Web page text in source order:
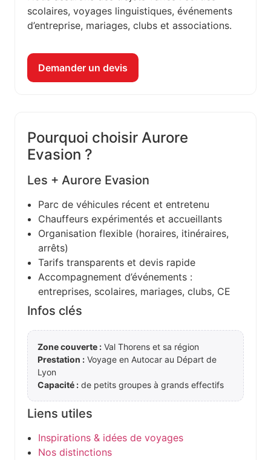
scolaires, voyages linguistiques, événements
d’entreprise, mariages, clubs et associations.
Demander un devis
Pourquoi choisir Aurore
Evasion ?
Les + Aurore Evasion
Parc de véhicules récent et entretenu
Chauffeurs expérimentés et accueillants
Organisation flexible (horaires, itinéraires,
arrêts)
Tarifs transparents et devis rapide
Accompagnement d’événements :
entreprises, scolaires, mariages, clubs, CE
Infos clés
Zone couverte : Val Thorens et sa région
Prestation : Voyage en Autocar au Départ de
Lyon
Capacité : de petits groupes à grands effectifs
Liens utiles
Inspirations & idées de voyages
Nos distinctions